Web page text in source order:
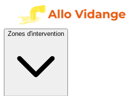
Zones d'intervention